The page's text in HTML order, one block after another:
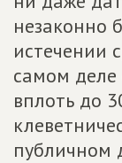
незаконно
истечении
самом деле
вплоть до
публичном